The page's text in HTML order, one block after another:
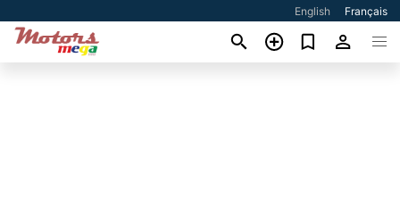
English Français